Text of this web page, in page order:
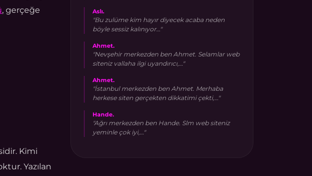
, gerçeğe
Kimi
Yazılan
Aslı.
"Bu zulüme kim hayır diyecek acaba neden
böyle sessiz kalınıyor…"
Ahmet.
"Nevşehir merkezden ben Ahmet. Selamlar web
siteniz vallaha ilgi uyandırıcı,…"
Ahmet.
"İstanbul merkezden ben Ahmet. Merhaba
herkese siten gerçekten dikkatimi çekti,…"
Hande.
"Ağrı merkezden ben Hande. Slm web siteniz
yeminle çok iyi,…"